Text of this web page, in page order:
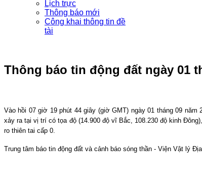
Lịch trực
Thông báo mới
Công khai thông tin đề
tài
Thông báo tin động đất ngày 01
Vào hồi 07giờ 19phút 44giây (giờ GMT) ngày 01 tháng 09 năm
xảy ra tại vị trí có tọa độ (14.900 độ vĩ Bắc, 108.230độ kinh
ro thiên tai cấp 0.
Trung tâm báo tin động đất và cảnh báo sóng thần - Viện Vật lý